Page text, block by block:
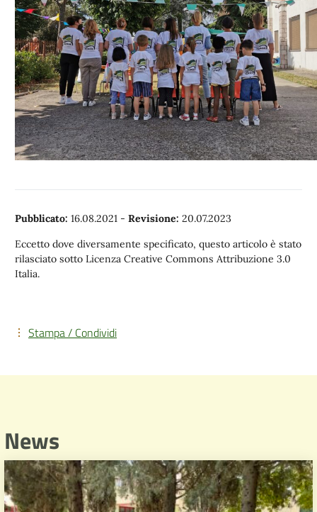
Pubblicato: 16.08.2021 - Revisione: 20.07.2023
Eccetto dove diversamente specificato, questo articolo è stato
rilasciato sotto Licenza Creative Commons Attribuzione 3.0
Italia.
Stampa / Condividi
News